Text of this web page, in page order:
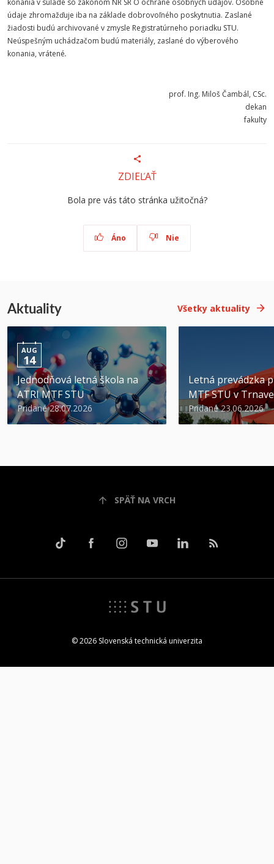
konania v súlade so zákonom NR SR O ochrane osobných údajov. Osobné
údaje zhromažďuje iba na základe dobrovoľného poskytnutia. Zaslané
žiadosti budú archivované v zmysle Registratúrneho poriadku STU.
Neúspešným uchádzačom budú materiály, zaslané do výberového
konania, vrátené.
prof. Ing. Miloš Čambál, CSc.
dekan
fakulty
ZDIEĽAŤ
Bola pre vás táto stránka užitočná?
Áno Nie
Aktuality Všetky aktuality
AUG
14
Jednodňová letná škola na
ATRI MTF STU
Pridané 28.07.2026
Letná prevádzka
MTF STU v Trnave
Pridané 23.06.2026
SPÄŤ NA VRCH
© 2026 Slovenská technická univerzita